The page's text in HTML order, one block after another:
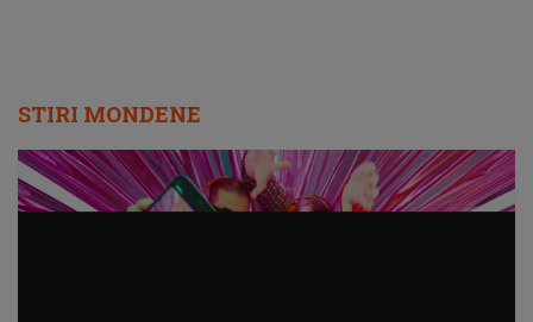
STIRI MONDENE